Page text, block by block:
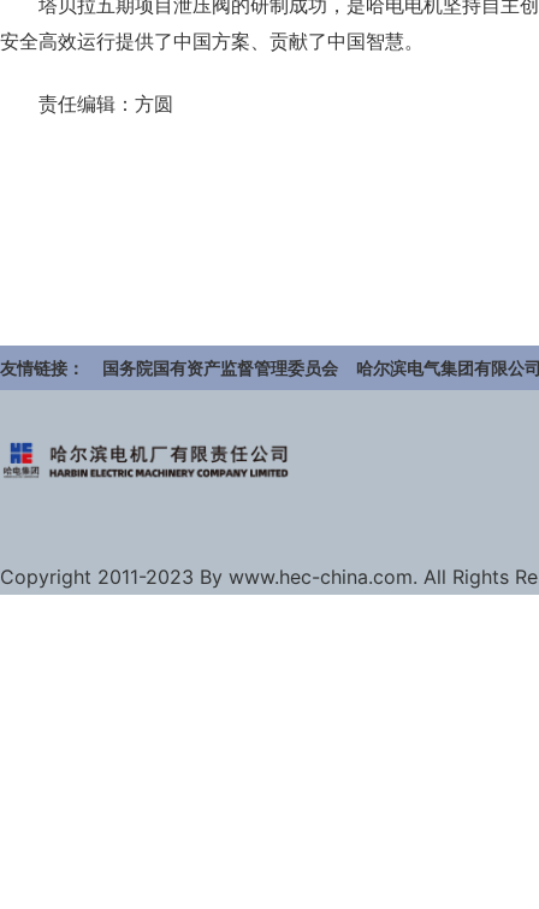
塔贝拉五期项目泄压阀的研制成功，是哈电电机坚持自主
安全高效运行提供了中国方案、贡献了中国智慧。
责任编辑：方圆
友情链接： 国务院国有资产监督管理委员会 哈尔滨电气集团有限公
Copyright 2011-2023 By www.hec-china.com. All Rights